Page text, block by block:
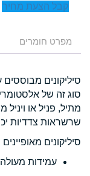
קבל הצעת מחיר
מפרט חומרים
סיליקונים מבוססים
סוג זה של
מתיל, פניל או
שרשראות צדדיות
סיליקונים
עמידות